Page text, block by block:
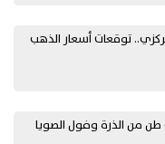
توقعات أسعار الذهب
الإفراج عن 143 ألف طن من الذرة وفول الصويا